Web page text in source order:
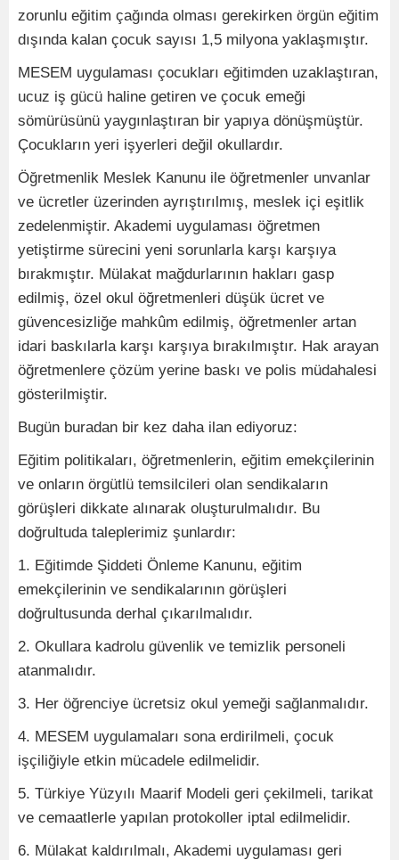
zorunlu eğitim çağında olması gerekirken örgün eğitim
dışında kalan çocuk sayısı 1,5 milyona yaklaşmıştır.
MESEM uygulaması çocukları eğitimden uzaklaştıran,
ucuz iş gücü haline getiren ve çocuk emeği
sömürüsünü yaygınlaştıran bir yapıya dönüşmüştür.
Çocukların yeri işyerleri değil okullardır.
Öğretmenlik Meslek Kanunu ile öğretmenler unvanlar
ve ücretler üzerinden ayrıştırılmış, meslek içi eşitlik
zedelenmiştir. Akademi uygulaması öğretmen
yetiştirme sürecini yeni sorunlarla karşı karşıya
bırakmıştır. Mülakat mağdurlarının hakları gasp
edilmiş, özel okul öğretmenleri düşük ücret ve
güvencesizliğe mahkûm edilmiş, öğretmenler artan
idari baskılarla karşı karşıya bırakılmıştır. Hak arayan
öğretmenlere çözüm yerine baskı ve polis müdahalesi
gösterilmiştir.
Bugün buradan bir kez daha ilan ediyoruz:
Eğitim politikaları, öğretmenlerin, eğitim emekçilerinin
ve onların örgütlü temsilcileri olan sendikaların
görüşleri dikkate alınarak oluşturulmalıdır. Bu
doğrultuda taleplerimiz şunlardır:
1. Eğitimde Şiddeti Önleme Kanunu, eğitim
emekçilerinin ve sendikalarının görüşleri
doğrultusunda derhal çıkarılmalıdır.
2. Okullara kadrolu güvenlik ve temizlik personeli
atanmalıdır.
3. Her öğrenciye ücretsiz okul yemeği sağlanmalıdır.
4. MESEM uygulamaları sona erdirilmeli, çocuk
işçiliğiyle etkin mücadele edilmelidir.
5. Türkiye Yüzyılı Maarif Modeli geri çekilmeli, tarikat
ve cemaatlerle yapılan protokoller iptal edilmelidir.
6. Mülakat kaldırılmalı, Akademi uygulaması geri